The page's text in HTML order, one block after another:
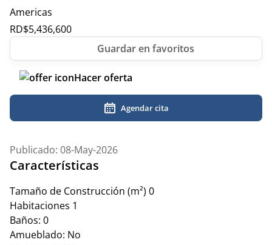
Americas
RD$5,436,600
Hacer oferta
Agendar cita
Publicado: 08-May-2026
Características
Tamaño de Construcción (m²) 0
Habitaciones 1
Baños: 0
Amueblado: No